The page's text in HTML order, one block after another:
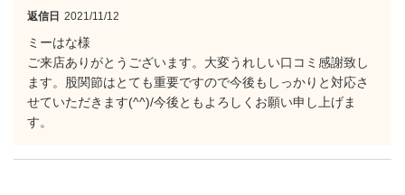
返信日 2021/11/12
ミーはな様
ご来店ありがとうございます。大変うれしい口コミ感謝致し
ます。股関節はとても重要ですので今後もしっかりと対応さ
せていただきます(^^)/今後ともよろしくお願い申し上げま
す。